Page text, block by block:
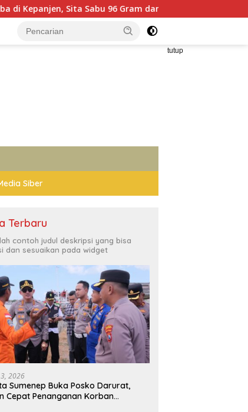
Gram dan Ganja 131 Gram
tutup
Siber
Terbaru
contoh judul deskripsi yang bisa
dan sesuaikan pada widget
2026
Sumenep Buka Posko Darurat,
Cepat Penanganan Korban